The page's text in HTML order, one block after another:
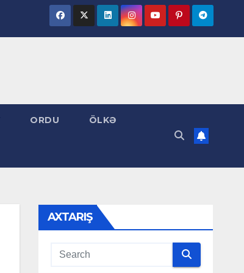
ORDU ÖLKƏ
AXTARIŞ